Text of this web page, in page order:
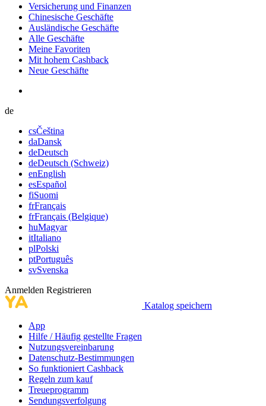
Versicherung und Finanzen
Chinesische Geschäfte
Ausländische Geschäfte
Alle Geschäfte
Meine Favoriten
Mit hohem Cashback
Neue Geschäfte
de
csČeština
daDansk
deDeutsch
deDeutsch (Schweiz)
enEnglish
esEspañol
fiSuomi
frFrançais
frFrançais (Belgique)
huMagyar
itItaliano
plPolski
ptPortuguês
svSvenska
Anmelden Registrieren
Katalog speichern
App
Hilfe / Häufig gestellte Fragen
Nutzungsvereinbarung
Datenschutz-Bestimmungen
So funktioniert Cashback
Regeln zum kauf
Treueprogramm
Sendungsverfolgung